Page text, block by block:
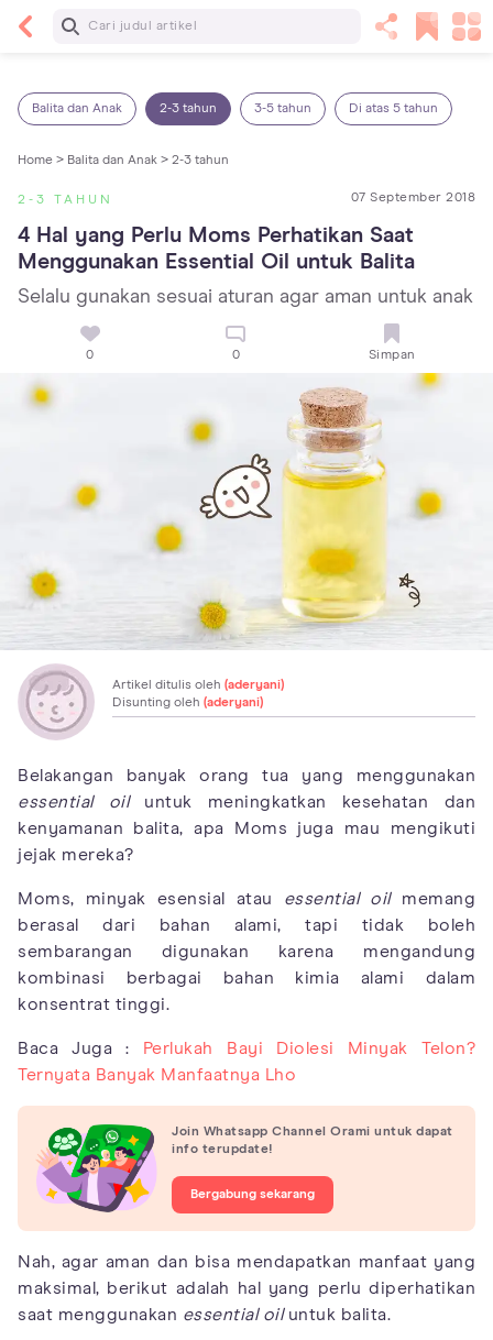
Baca Selanjutnya
Balita dan Anak 2-3 tahun 3-5 tahun Di atas 5 tahun
Home > Balita dan Anak > 2-3 tahun
2-3 TAHUN 07 September 2018
4 Hal yang Perlu Moms Perhatikan Saat
Menggunakan Essential Oil untuk Balita
Selalu gunakan sesuai aturan agar aman untuk anak
0 0 Simpan
Artikel ditulis oleh (aderyani)
Disunting oleh (aderyani)
Belakangan banyak orang tua yang menggunakan
essential oiluntuk meningkatkan kesehatan dan
kenyamanan balita, apa Moms juga mau mengikuti
jejak mereka?
Moms, minyak esensial atau essential oilmemang
berasal dari bahan alami, tapi tidak boleh
sembarangan digunakan karena mengandung
kombinasi berbagai bahan kimia alami dalam
konsentrat tinggi.
Baca Juga : Perlukah Bayi Diolesi Minyak Telon?
Ternyata Banyak Manfaatnya Lho
Join Whatsapp Channel Orami untuk dapat
info terupdate!
Bergabung sekarang
Nah, agar aman dan bisa mendapatkan manfaat yang
maksimal, berikut adalah hal yang perlu diperhatikan
saat menggunakan essential oiluntuk balita.